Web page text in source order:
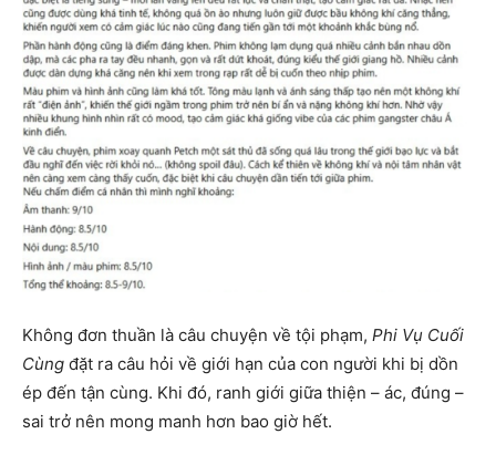
Không đơn thuần là câu chuyện về tội phạm, Phi Vụ Cuối
Cùng đặt ra câu hỏi về giới hạn của con người khi bị dồn
ép đến tận cùng. Khi đó, ranh giới giữa thiện – ác, đúng –
sai trở nên mong manh hơn bao giờ hết.